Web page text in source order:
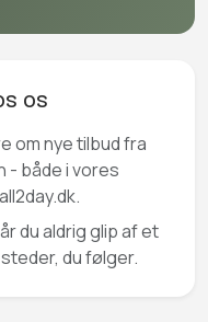
os
om nye tilbud fra
- både i vores
du aldrig glip af et
du følger.